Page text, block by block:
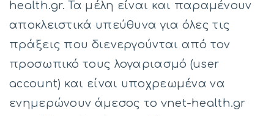
health.gr. Τα μέλη είναι και παραμένουν
αποκλειστικά υπεύθυνα για όλες τις
πράξεις που διενεργούνται από τον
προσωπικό τους λογαριασμό (user
account) και είναι υποχρεωμένα να
ενημερώνουν άμεσος το vnet-health.gr